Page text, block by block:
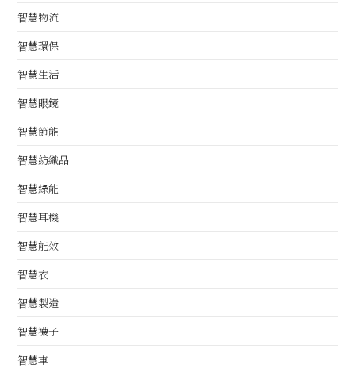
智慧物流
智慧環保
智慧生活
智慧眼鏡
智慧節能
智慧紡織品
智慧綠能
智慧耳機
智慧能效
智慧衣
智慧製造
智慧襪子
智慧車